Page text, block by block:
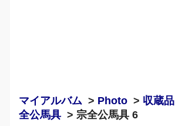
マイアルバム > Photo > 収蔵品
全公馬具 > 宗全公馬具 6